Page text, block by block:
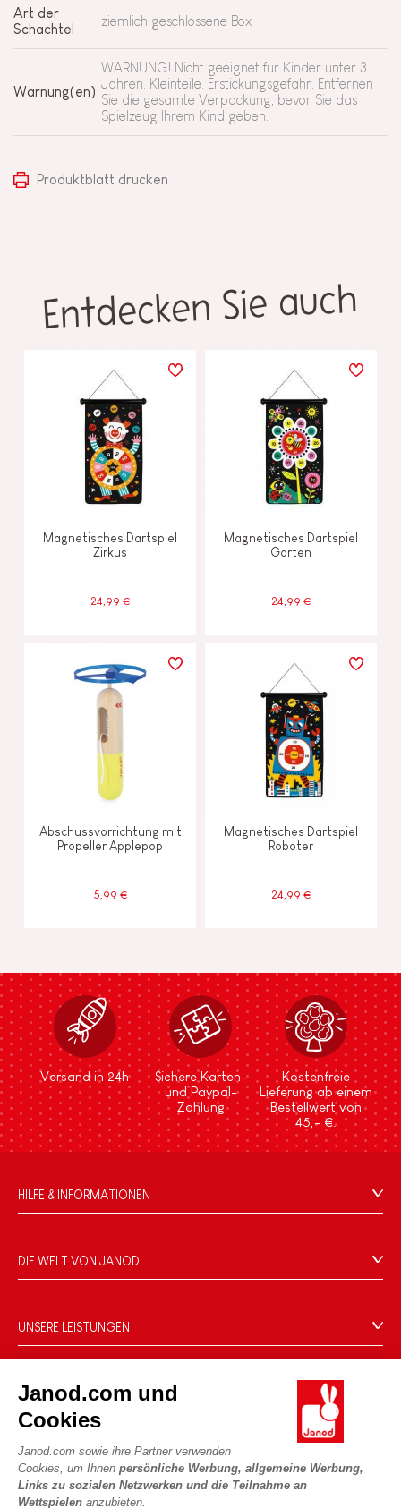
Janod.com und
Cookies
Janod.com sowie ihre Partner verwenden
Cookies, um Ihnen persönliche Werbung, allgemeine Werbung,
Links zu sozialen Netzwerken und die Teilnahme an
Wettspielen anzubieten.
Art der
Schachtel
ziemlich geschlossene Box
Warnung(en)
WARNUNG! Nicht geeignet für Kinder unter 3
Jahren. Kleinteile. Erstickungsgefahr. Entfernen
Sie die gesamte Verpackung, bevor Sie das
Spielzeug Ihrem Kind geben.
Produktblatt drucken
Entdecken Sie auch
Magnetisches Dartspiel
Zirkus
24,99 €
Magnetisches Dartspiel
Garten
24,99 €
Abschussvorrichtung mit
Propeller Applepop
5,99 €
Magnetisches Dartspiel
Roboter
24,99 €
Versand in 24h
Sichere Karten-
und Paypal-
Zahlung
Kostenfreie
Lieferung ab einem
Bestellwert von
45,- €.
HILFE & INFORMATIONEN
FAQ
Kontakt
Produktrückruf
Persönliche daten
Cookies
Bedingungen für Angebote
DIE WELT VON JANOD
Unsere Expertise
CSR-Verpflichtungen
UNSERE LEISTUNGEN
Sicheres Bezahlen
Lieferbedingungen
Videos
Lose Stücke
Kinderaktivitäten zum Download
PROFESSIONAL
Pressekontakte
FOLGEN SIE UNS